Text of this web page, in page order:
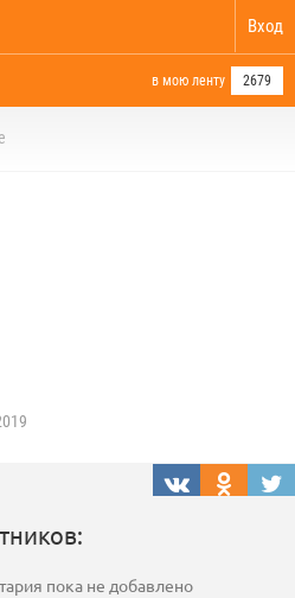
Вход
в мою ленту 2679
пока не добавлено